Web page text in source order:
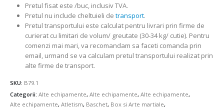
Pretul fisat este /buc, inclusiv TVA.
Pretul nu include cheltuieli de transport.
Pretul transportului este calculat pentru livrari prin firme de
curierat cu limitari de volum/ greutate (30-34 kg/ cutie). Pentru
comenzi mai mari, va recomandam sa faceti comanda prin
email, urmand se va calculam pretul transportului realizat prin
alte firme de transport.
SKU: B79.1
Categorii: Alte echipamente, Alte echipamente, Alte echipamente,
Alte echipamente, Atletism, Baschet, Box si Arte martiale,